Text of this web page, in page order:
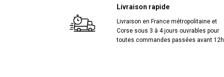
Livraison rapide
Livraison en France métropolitaine et
Corse sous 3 à 4 jours ouvrables pour
toutes commandes passées avant 12h.